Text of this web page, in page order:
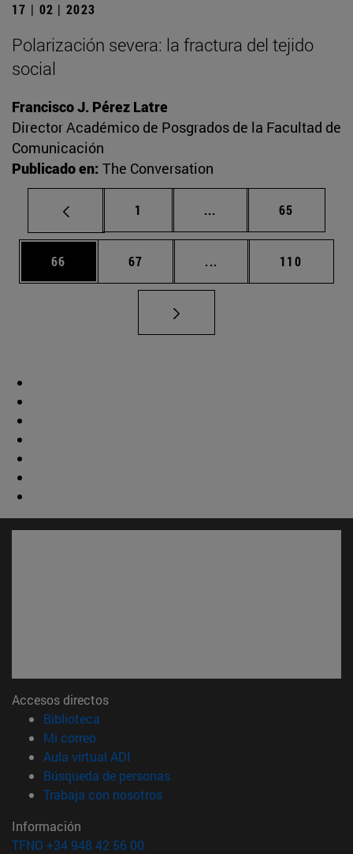
17 | 02 | 2023
Polarización severa: la fractura del tejido
social
Francisco J. Pérez Latre
Director Académico de Posgrados de la Facultad de
Comunicación
Publicado en: The Conversation
Página
1 ... Páginas intermedias
Página
65
Página
66 Página
67 ... Páginas intermedias
Página
110
Accesos directos
Biblioteca
Mi correo(abre en nueva ventana)
Aula virtual ADI
Búsqueda de personas(abre en nueva ventana)
Trabaja con nosotros(abre en nueva ventana)
Información
TFNO +34 948 42 56 00